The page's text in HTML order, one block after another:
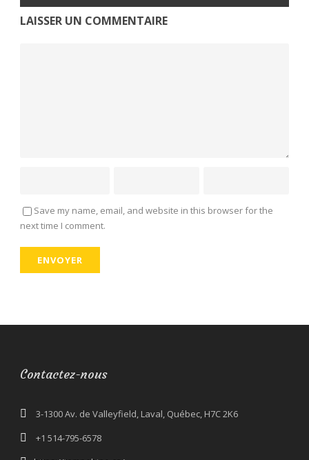
LAISSER UN COMMENTAIRE
Save my name, email, and website in this browser for the
next time I comment.
Contactez-nous
3-1300 Av. de Valleyfield, Laval, Québec, H7C 2K6
+1 514-795-6578